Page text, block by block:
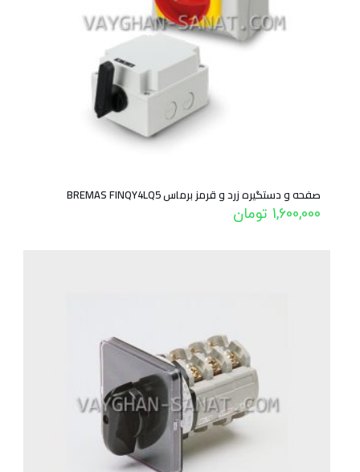
صفحه و دستگیره زرد و قرمز برماس BREMAS FINQY4LQ5
1,600,000 تومان